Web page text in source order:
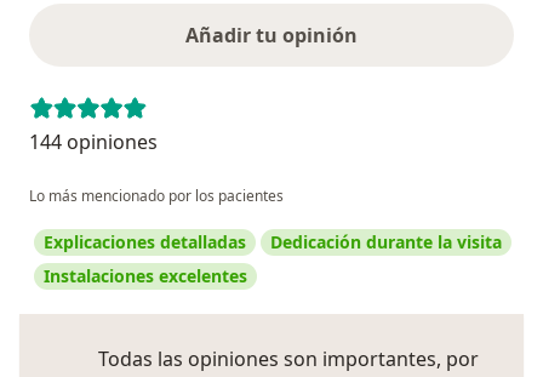
Añadir tu opinión
144 opiniones
Lo más mencionado por los pacientes
Explicaciones detalladas
Dedicación durante la visita
Instalaciones excelentes
Todas las opiniones son importantes, por